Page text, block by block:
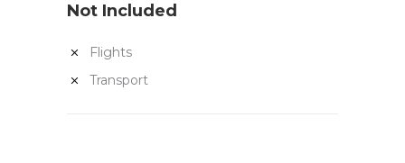
Not Included
Flights
Transport